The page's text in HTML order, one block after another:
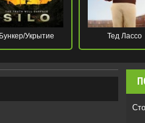
Бункер/Укрытие Тед Лассо